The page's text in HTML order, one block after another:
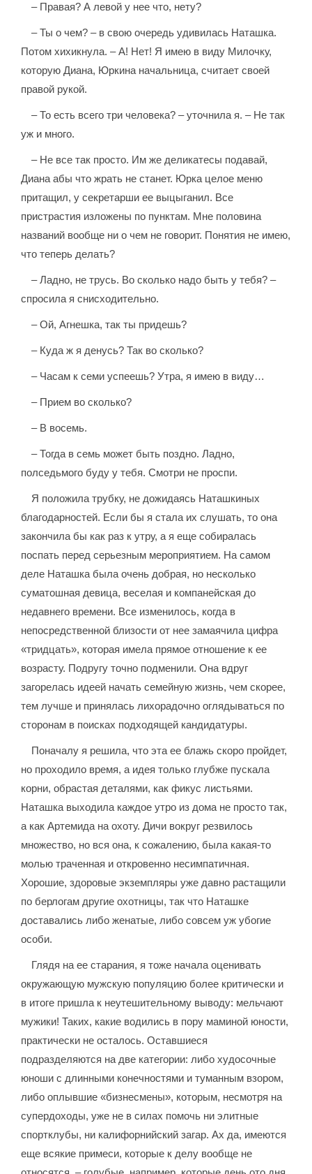
– Правая? А левой у нее что, нету?
– Ты о чем? – в свою очередь удивилась Наташка.
Потом хихикнула. – А! Нет! Я имею в виду Милочку,
которую Диана, Юркина начальница, считает своей
правой рукой.
– То есть всего три человека? – уточнила я. – Не так
уж и много.
– Не все так просто. Им же деликатесы подавай,
Диана абы что жрать не станет. Юрка целое меню
притащил, у секретарши ее выцыганил. Все
пристрастия изложены по пунктам. Мне половина
названий вообще ни о чем не говорит. Понятия не имею,
что теперь делать?
– Ладно, не трусь. Во сколько надо быть у тебя? –
спросила я снисходительно.
– Ой, Агнешка, так ты придешь?
– Куда ж я денусь? Так во сколько?
– Часам к семи успеешь? Утра, я имею в виду…
– Прием во сколько?
– В восемь.
– Тогда в семь может быть поздно. Ладно,
полседьмого буду у тебя. Смотри не проспи.
Я положила трубку, не дожидаясь Наташкиных
благодарностей. Если бы я стала их слушать, то она
закончила бы как раз к утру, а я еще собиралась
поспать перед серьезным мероприятием. На самом
деле Наташка была очень добрая, но несколько
суматошная девица, веселая и компанейская до
недавнего времени. Все изменилось, когда в
непосредственной близости от нее замаячила цифра
«тридцать», которая имела прямое отношение к ее
возрасту. Подругу точно подменили. Она вдруг
загорелась идеей начать семейную жизнь, чем скорее,
тем лучше и принялась лихорадочно оглядываться по
сторонам в поисках подходящей кандидатуры.
Поначалу я решила, что эта ее блажь скоро пройдет,
но проходило время, а идея только глубже пускала
корни, обрастая деталями, как фикус листьями.
Наташка выходила каждое утро из дома не просто так,
а как Артемида на охоту. Дичи вокруг резвилось
множество, но вся она, к сожалению, была какая-то
молью траченная и откровенно несимпатичная.
Хорошие, здоровые экземпляры уже давно растащили
по берлогам другие охотницы, так что Наташке
доставались либо женатые, либо совсем уж убогие
особи.
Глядя на ее старания, я тоже начала оценивать
окружающую мужскую популяцию более критически и
в итоге пришла к неутешительному выводу: мельчают
мужики! Таких, какие водились в пору маминой юности,
практически не осталось. Оставшиеся
подразделяются на две категории: либо худосочные
юноши с длинными конечностями и туманным взором,
либо оплывшие «бизнесмены», которым, несмотря на
супердоходы, уже не в силах помочь ни элитные
спортклубы, ни калифорнийский загар. Ах да, имеются
еще всякие примеси, которые к делу вообще не